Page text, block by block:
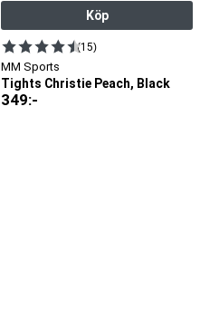
Köp
(15)
MM Sports
Tights Christie Peach, Black
349:-